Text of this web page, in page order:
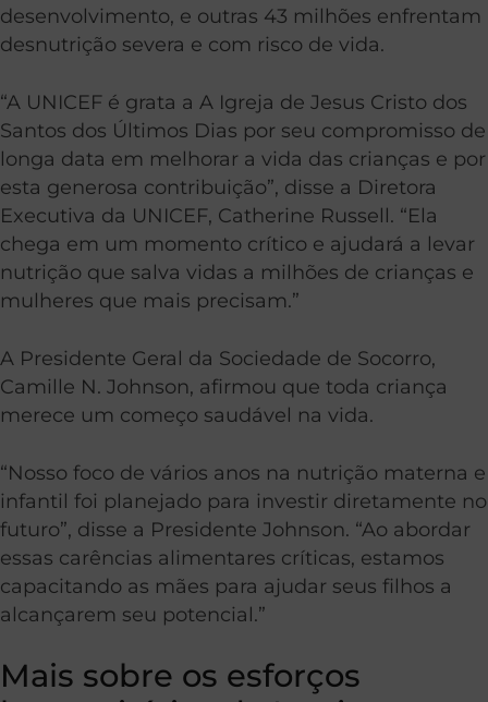
desenvolvimento, e outras 43 milhões enfrentam
desnutrição severa e com risco de vida.
“A UNICEF é grata a A Igreja de Jesus Cristo dos
Santos dos Últimos Dias por seu compromisso de
longa data em melhorar a vida das crianças e por
esta generosa contribuição”, disse a Diretora
Executiva da UNICEF, Catherine Russell. “Ela
chega em um momento crítico e ajudará a levar
nutrição que salva vidas a milhões de crianças e
mulheres que mais precisam.”
A Presidente Geral da Sociedade de Socorro,
Camille N. Johnson, afirmou que toda criança
merece um começo saudável na vida.
“Nosso foco de vários anos na nutrição materna e
infantil foi planejado para investir diretamente no
futuro”, disse a Presidente Johnson. “Ao abordar
essas carências alimentares críticas, estamos
capacitando as mães para ajudar seus filhos a
alcançarem seu potencial.”
Mais sobre os esforços